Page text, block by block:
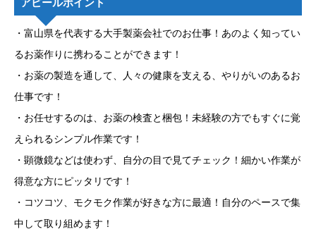
アピールポイント
・富山県を代表する大手製薬会社でのお仕事！あのよく知ってい
るお薬作りに携わることができます！
・お薬の製造を通して、人々の健康を支える、やりがいのあるお
仕事です！
・お任せするのは、お薬の検査と梱包！未経験の方でもすぐに覚
えられるシンプル作業です！
・顕微鏡などは使わず、自分の目で見てチェック！細かい作業が
得意な方にピッタリです！
・コツコツ、モクモク作業が好きな方に最適！自分のペースで集
中して取り組めます！